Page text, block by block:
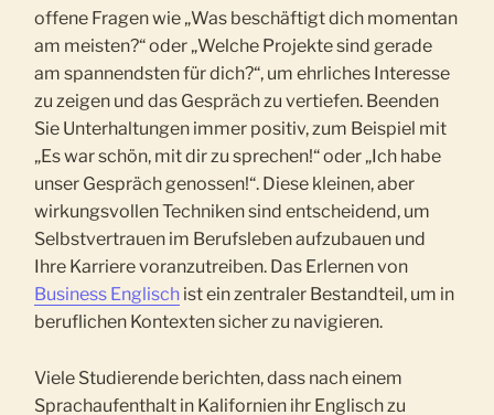
offene Fragen wie „Was beschäftigt dich momentan
am meisten?“ oder „Welche Projekte sind gerade
am spannendsten für dich?“, um ehrliches Interesse
zu zeigen und das Gespräch zu vertiefen. Beenden
Sie Unterhaltungen immer positiv, zum Beispiel mit
„Es war schön, mit dir zu sprechen!“ oder „Ich habe
unser Gespräch genossen!“. Diese kleinen, aber
wirkungsvollen Techniken sind entscheidend, um
Selbstvertrauen im Berufsleben aufzubauen und
Ihre Karriere voranzutreiben. Das Erlernen von
Business Englisch ist ein zentraler Bestandteil, um in
beruflichen Kontexten sicher zu navigieren.
Viele Studierende berichten, dass nach einem
Sprachaufenthalt in Kalifornien ihr Englisch zu